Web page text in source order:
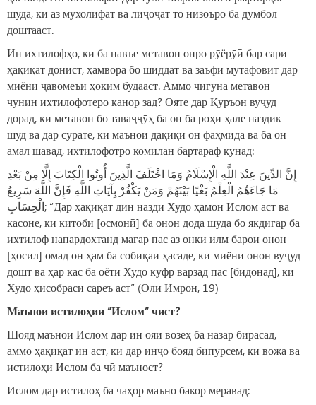
шуда, ки аз мухолифат ва лиҷоҷат то низоъро ба думбол
доштааст.
Ин ихтилофҳо, ки ба навъе метавон онро рӯёрӯӣ бар сари
ҳақиқат донист, ҳамвора бо шиддат ва заъфи мутафовит дар
миёни ҷавомеъи ҳоким будааст. Аммо чигуна метавон
чунин ихтилофотеро канор зад? Ояте дар Қуръон вуҷуд
дорад, ки метавон бо таваҷҷӯҳ ба он ба роҳи ҳале наздик
шуд ва дар сурате, ки маънои дақиқи он фаҳмида ва ба он
амал шавад, ихтилофотро комилан бартараф кунад:
إِنَّ الدِّينَ عِنْدَ اللَّهِ الْإِسْلَامُ وَمَا اخْتَلَفَ الَّذِينَ أُوتُوا الْكِتَابَ إِلَّا مِنْ بَعْدِ
مَا جَاءَهُمُ الْعِلْمُ بَغْيًا بَيْنَهُمْ وَمَنْ يَكْفُرْ بِآيَاتِ اللَّهِ فَإِنَّ اللَّهَ سَرِيعُ
الْحِسَابِ; “Дар ҳақиқат дин назди Худо ҳамон Ислом аст ва
касоне, ки китоби [осмонӣ] ба онон дода шуда бо якдигар ба
ихтилоф напардохтанд магар пас аз онки илм барои онон
[ҳосил] омад он ҳам ба собиқаи ҳасаде, ки миёни онон вуҷуд
дошт ва ҳар кас ба оёти Худо куфр варзад пас [бидонад], ки
Худо ҳисобраси сареъ аст” (Оли Имрон, 19)
Маънои истилоҳии“Ислом”чист?
Шояд маънои Ислом дар ин ояӣ возеҳ ба назар бирасад,
аммо ҳақиқат ин аст, ки дар инҷо бояд бипурсем, ки вожа ва
истилоҳи Ислом ба чӣ маъност?
Ислом дар истилоҳ ба чаҳор маъно бакор меравад: